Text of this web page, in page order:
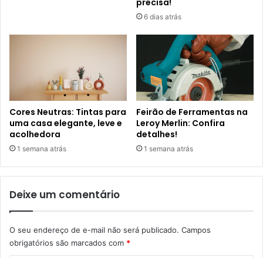
precisa!
6 dias atrás
Cores Neutras: Tintas para
uma casa elegante, leve e
acolhedora
1 semana atrás
Feirão de Ferramentas na
Leroy Merlin: Confira
detalhes!
1 semana atrás
Deixe um comentário
O seu endereço de e-mail não será publicado. Campos
obrigatórios são marcados com *